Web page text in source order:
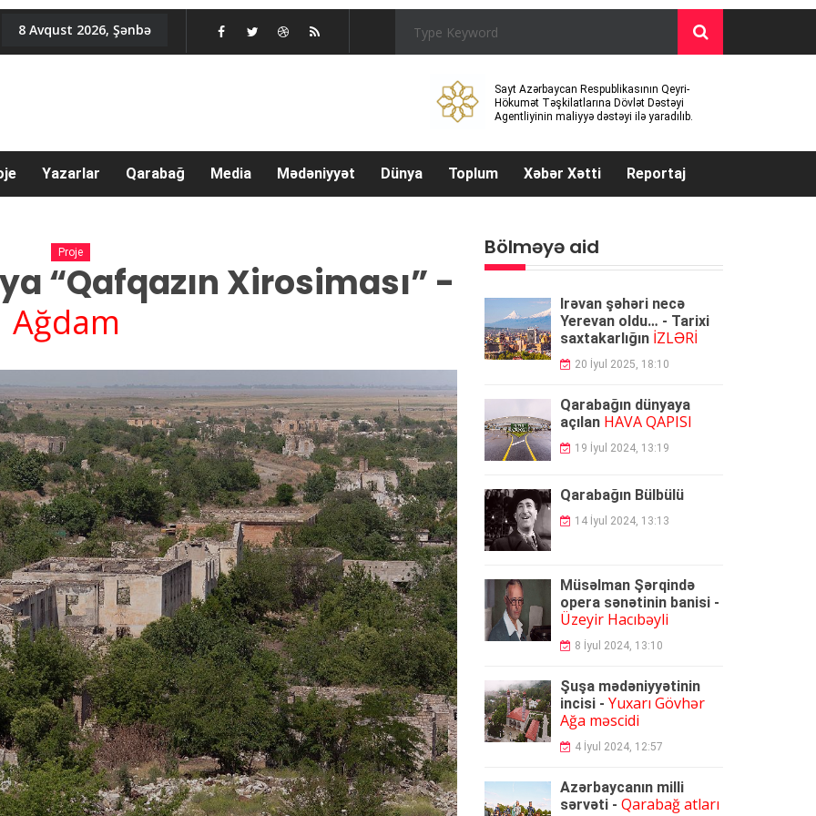
8 Avqust 2026, Şənbə
Sayt Azərbaycan Respublikasının Qeyri-
Hökumət Təşkilatlarına Dövlət Dəstəyi
Agentliyinin maliyyə dəstəyi ilə yaradılıb.
Yazarlar Qarabağ Media Mədəniyyət Dünya Toplum Xəbər Xətti Reportaj
Proje
“Qafqazın Xirosiması” -
Ağdam
Bölməyə aid
İrəvan şəhəri necə
Yerevan oldu… - Tarixi
saxtakarlığın İZLƏRİ
20 İyul 2025, 18:10
Qarabağın dünyaya
açılan HAVA QAPISI
19 İyul 2024, 13:19
Qarabağın Bülbülü
14 İyul 2024, 13:13
Müsəlman Şərqində
opera sənətinin banisi -
Üzeyir Hacıbəyli
8 İyul 2024, 13:10
Şuşa mədəniyyətinin
incisi - Yuxarı Gövhər
Ağa məscidi
4 İyul 2024, 12:57
Azərbaycanın milli
sərvəti - Qarabağ atları